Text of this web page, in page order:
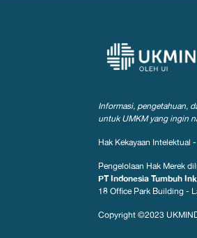
Informasi, pengetahuan,
untuk UMKM yang ingin
Hak Kekayaan Intelektual
Pengelolaan Hak Merek
PT Indonesia Tumbuh
18 Office Park Building -
Copyright ©2023